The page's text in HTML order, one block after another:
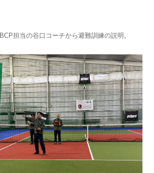
担当の谷口コーチから避難訓練の説明。